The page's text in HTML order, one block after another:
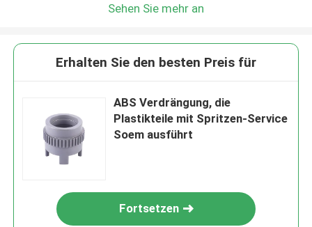
Sehen Sie mehr an
Erhalten Sie den besten Preis für
ABS Verdrängung, die
Plastikteile mit Spritzen-Service
Soem ausführt
Fortsetzen